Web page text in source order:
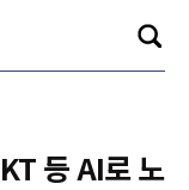
등 AI로 노